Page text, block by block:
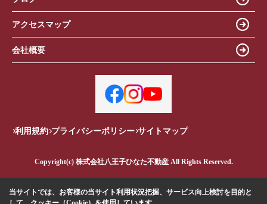
アクセスマップ
会社概要
利用規約 プライバシーポリシー サイトマップ
Copyright(c) 株式会社八王子ひなた不動産 All Rights Reserved.
当サイトでは、お客様の当サイト利用状況把握、サービス向上検討を目的と